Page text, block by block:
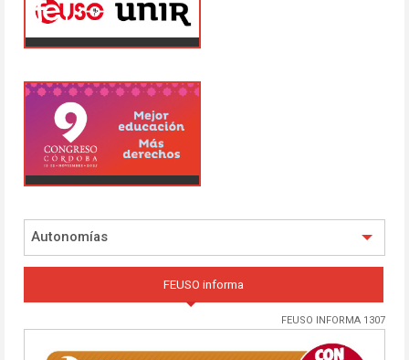
Autonomías
FEUSO informa
FEUSO INFORMA 1307